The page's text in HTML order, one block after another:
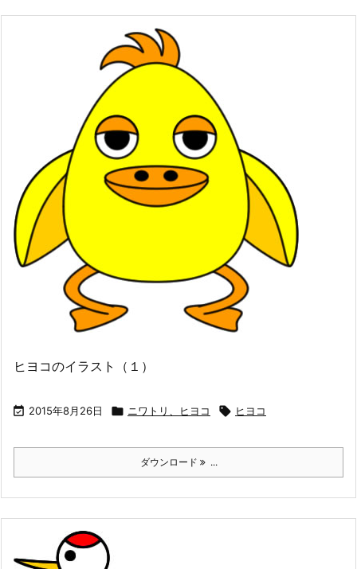
ヒヨコのイラスト（１）
 2015年8月26日  ニワトリ、ヒヨコ  ヒヨコ
ダウンロード ...